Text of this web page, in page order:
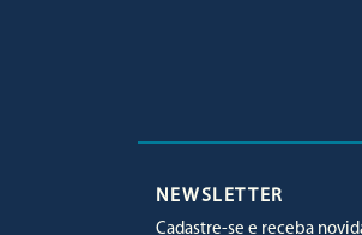
NEWSLETTER
Cadastre-se e receba